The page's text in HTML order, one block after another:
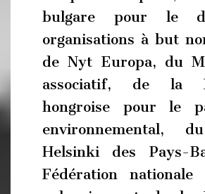
bulgare pour le
organisations à but
de Nyt Europa, du
associatif, de la
hongroise pour le
environnemental,
Helsinki des Pays-
Fédération nationale